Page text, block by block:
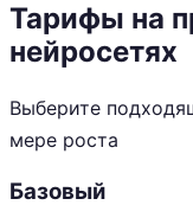
Тарифы на
нейросетях
Выберите
мере роста
Базовый